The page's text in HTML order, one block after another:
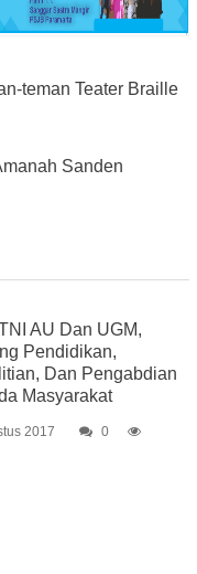
teman Teater Braille
Sanden
AU Dan UGM,
Pendidikan,
Dan Pengabdian
Masyarakat
2017
0